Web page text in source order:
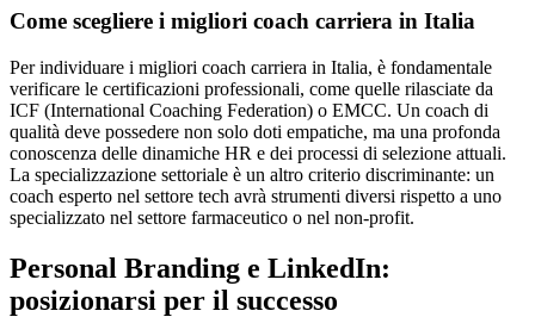
Come scegliere i migliori coach carriera in Italia
Per individuare i migliori coach carriera in Italia, è fondamentale
verificare le certificazioni professionali, come quelle rilasciate da
ICF (International Coaching Federation) o EMCC. Un coach di
qualità deve possedere non solo doti empatiche, ma una profonda
conoscenza delle dinamiche HR e dei processi di selezione attuali.
La specializzazione settoriale è un altro criterio discriminante: un
coach esperto nel settore tech avrà strumenti diversi rispetto a uno
specializzato nel settore farmaceutico o nel non-profit.
Personal Branding e LinkedIn:
posizionarsi per il successo